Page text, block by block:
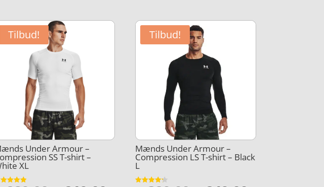
Tilbud!
Under Armour –
SS T-shirt –
XL
Tilbud!
Mænds Under Armour –
Compression LS T-shirt – Black
L